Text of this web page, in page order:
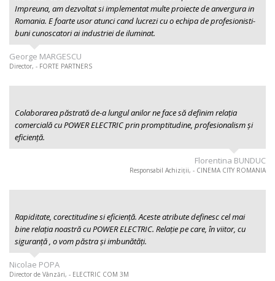
Impreuna, am dezvoltat si implementat multe proiecte de anvergura in
Romania. E foarte usor atunci cand lucrezi cu o echipa de profesionisti-
buni cunoscatori ai industriei de iluminat.
George MARGESCU
Director, - FORTE PARTNERS
Colaborarea păstrată de-a lungul anilor ne face să definim relația
comercială cu POWER ELECTRIC prin promptitudine, profesionalism şi
eficiență.
Florentina BUNDUC
Responsabil Achiziții, - CINEMA CITY ROMANIA
Rapiditate, corectitudine si eficiență. Aceste atribute definesc cel mai
bine relația noastră cu POWER ELECTRIC. Relație pe care, în viitor, cu
siguranță , o vom păstra și imbunătăți.
Nicolae POPA
Director de Vânzări, - ELECTRIC COM 3M